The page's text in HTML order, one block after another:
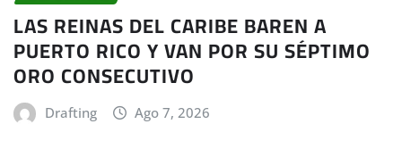
LAS REINAS DEL CARIBE BAREN A
PUERTO RICO Y VAN POR SU SÉPTIMO
ORO CONSECUTIVO
Drafting Ago 7, 2026